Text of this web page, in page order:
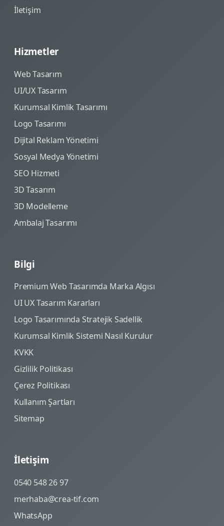
İletişim
Hizmetler
Web Tasarım
UI/UX Tasarım
Kurumsal Kimlik Tasarımı
Logo Tasarımı
Dijital Reklam Yönetimi
Sosyal Medya Yönetimi
SEO Hizmeti
3D Tasarım
3D Modelleme
Ambalaj Tasarımı
Bilgi
Premium Web Tasarımda Marka Algısı
UI UX Tasarım Kararları
Logo Tasarımında Stratejik Sadellik
Kurumsal Kimlik Sistemi Nasıl Kurulur
KVKK
Gizlilik Politikası
Çerez Politikası
Kullanım Şartları
Sitemap
İletişim
0540 548 26 97
merhaba@crea-tif.com
WhatsApp